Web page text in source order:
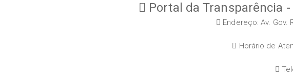
Portal da Transparência
Endereço: Av. Gov.
Horário de